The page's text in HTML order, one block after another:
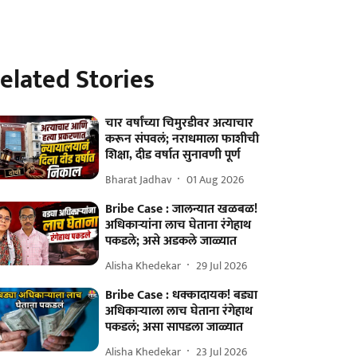
Stories
चार वर्षांच्या चिमुरडीवर अत्याचार
करून संपवलं; नराधमाला फाशीची
शिक्षा, दीड वर्षात सुनावणी पूर्ण
Bharat Jadhav 01 Aug 2026
Bribe Case : जालन्यात खळबळ!
अधिकाऱ्यांना लाच घेताना रंगेहाथ
पकडले; असे अडकले जाळ्यात
Alisha Khedekar 29 Jul 2026
Bribe Case : धक्कादायक! बड्या
अधिकाऱ्याला लाच घेताना रंगेहाथ
पकडलं; असा सापडला जाळ्यात
Alisha Khedekar 23 Jul 2026